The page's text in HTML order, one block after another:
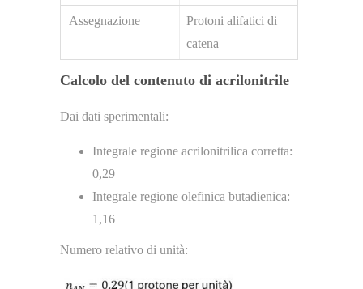
Protoni alifatici di
catena
Calcolo del contenuto di acrilonitrile
Dai dati sperimentali:
Integrale regione acrilonitrilica corretta:
0,29
Integrale regione olefinica butadienica:
1,16
Numero relativo di unità: